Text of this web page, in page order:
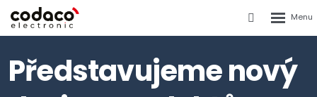
menu
Představujeme nový